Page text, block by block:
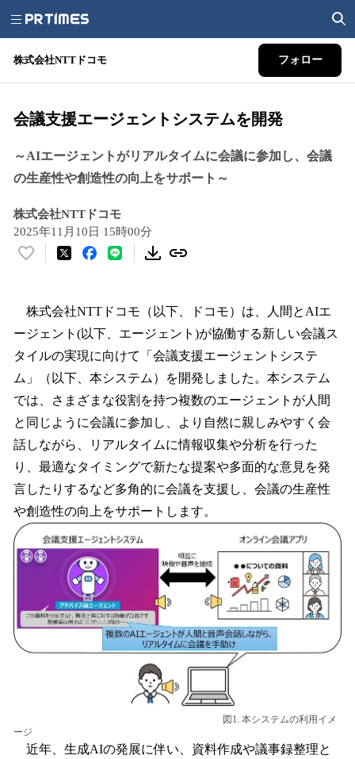
株式会社NTTドコモ フォロー
会議支援エージェントシステムを開発
～AIエージェントがリアルタイムに会議に参加し、会議
の生産性や創造性の向上をサポート～
株式会社NTTドコモ
2025年11月10日 15時00分
い
！
数
を
読
み
込
み
中
で
株式会社NTTドコモ（以下、ドコモ）は、人間とAIエ
ージェント(以下、エージェント)が協働する新しい会議ス
タイルの実現に向けて「会議支援エージェントシステ
ム」（以下、本システム）を開発しました。本システム
では、さまざまな役割を持つ複数のエージェントが人間
と同じように会議に参加し、より自然に親しみやすく会
話しながら、リアルタイムに情報収集や分析を行った
り、最適なタイミングで新たな提案や多面的な意見を発
言したりするなど多角的に会議を支援し、会議の生産性
や創造性の向上をサポートします。
図1. 本システムの利用イメ
ージ
近年、生成AIの発展に伴い、資料作成や議事録整理と